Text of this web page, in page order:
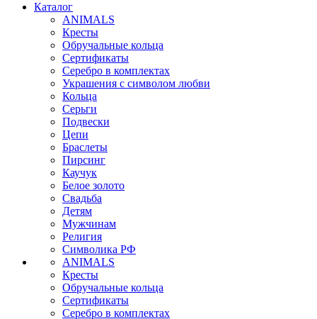
Каталог
ANIMALS
Кресты
Обручальные кольца
Сертификаты
Серебро в комплектах
Украшения с символом любви
Кольца
Серьги
Подвески
Цепи
Браслеты
Пирсинг
Каучук
Белое золото
Свадьба
Детям
Мужчинам
Религия
Символика РФ
ANIMALS
Кресты
Обручальные кольца
Сертификаты
Серебро в комплектах